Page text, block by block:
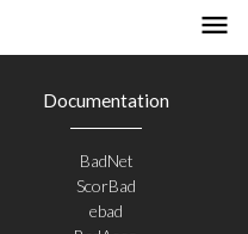
Documentation
BadNet
ScorBad
ebad